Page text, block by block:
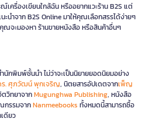
เครื่องเขียนใกล้ฉัน หรืออยากแวะร้าน B2S แต่
ะนำจาก B2S Online มาให้คุณเลือกสรรได้ง่ายๆ
ณจะมองหา ร้านขายหนังสือ หรือสินค้าอื่นๆ
นักพิมพ์ชั้นนำ ไม่ว่าจะเป็นนิยายยอดนิยมอย่าง
. ศุภวัฒน์ พุกเจริญ, นิตยสารอัปเดตจากเพ็ญ
วิทยาจากMugunghwa Publishing, หนังสือ
กรรมจากNanmeebooks ทั้งหมดนี้สามารถซื้อ
ดียว